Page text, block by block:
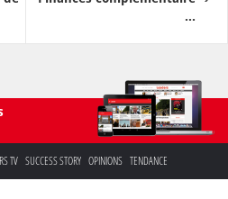
...
TV SUCCESS STORY OPINIONS TENDANCE